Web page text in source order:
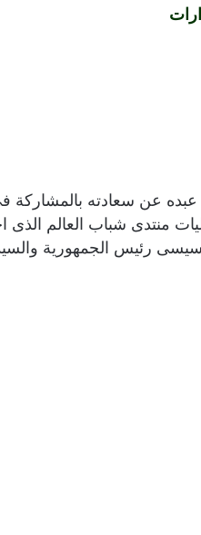
عن سعادته
منتدى شباب العالم الذى
رئيس الجمهورية